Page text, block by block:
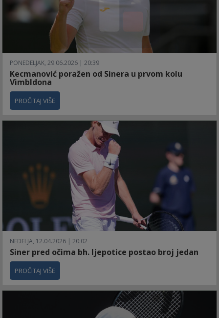
PONEDELJAK, 29.06.2026 | 20:39
Kecmanović poražen od Sinera u prvom kolu
Vimbldona
PROČITAJ VIŠE
NEDELJA, 12.04.2026 | 20:02
Siner pred očima bh. ljepotice postao broj jedan
PROČITAJ VIŠE